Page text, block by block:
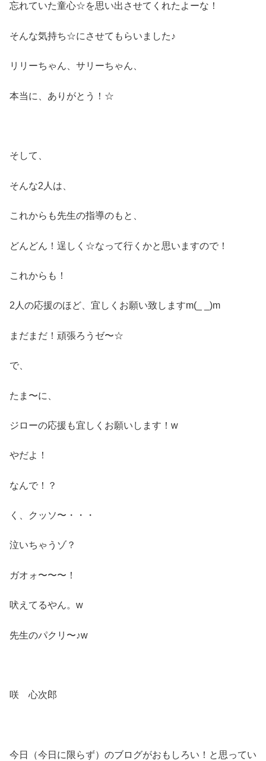
忘れていた童心☆を思い出させてくれたよーな！
そんな気持ち☆にさせてもらいました♪
リリーちゃん、サリーちゃん、
本当に、ありがとう！☆
そして、
そんな2人は、
これからも先生の指導のもと、
どんどん！逞しく☆なって行くかと思いますので！
これからも！
2人の応援のほど、宜しくお願い致しますm(_ _)m
まだまだ！頑張ろうゼ〜☆
で、
たま〜に、
ジローの応援も宜しくお願いします！w
やだよ！
なんで！？
く、クッソ〜・・・
泣いちゃうゾ？
ガオォ〜〜〜！
吠えてるやん。w
先生のパクリ〜♪w
咲 心次郎
今日（今日に限らず）のブログがおもしろい！と思ってい